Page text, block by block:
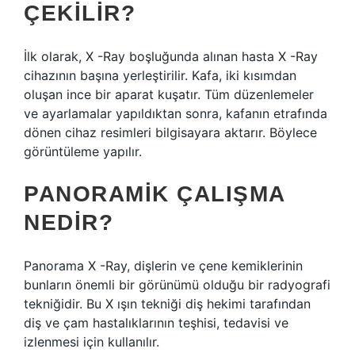
ÇEKILIR?
İlk olarak, X -Ray boşluğunda alınan hasta X -Ray
cihazının başına yerleştirilir. Kafa, iki kısımdan
oluşan ince bir aparat kuşatır. Tüm düzenlemeler
ve ayarlamalar yapıldıktan sonra, kafanın etrafında
dönen cihaz resimleri bilgisayara aktarır. Böylece
görüntüleme yapılır.
PANORAMIK ÇALIŞMA
NEDIR?
Panorama X -Ray, dişlerin ve çene kemiklerinin
bunların önemli bir görünümü olduğu bir radyografi
tekniğidir. Bu X ışın tekniği diş hekimi tarafından
diş ve çam hastalıklarının teşhisi, tedavisi ve
izlenmesi için kullanılır.